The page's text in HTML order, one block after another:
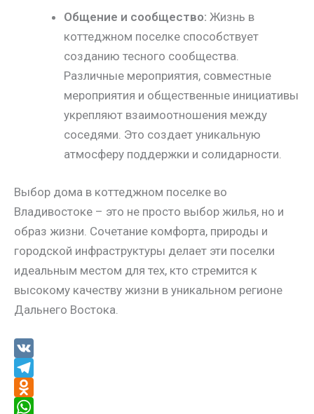
Общение и сообщество: Жизнь в
коттеджном поселке способствует
созданию тесного сообщества.
Различные мероприятия, совместные
мероприятия и общественные инициативы
укрепляют взаимоотношения между
соседями. Это создает уникальную
атмосферу поддержки и солидарности.
Выбор дома в коттеджном поселке во
Владивостоке – это не просто выбор жилья, но и
образ жизни. Сочетание комфорта, природы и
городской инфраструктуры делает эти поселки
идеальным местом для тех, кто стремится к
высокому качеству жизни в уникальном регионе
Дальнего Востока.
V
KT
e
O